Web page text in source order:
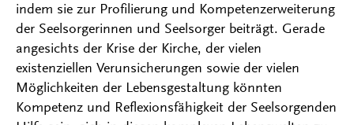
indem sie zur Profilierung und Kompetenzerweiterung
der Seelsorgerinnen und Seelsorger beiträgt. Gerade
angesichts der Krise der Kirche, der vielen
existenziellen Verunsicherungen sowie der vielen
Möglichkeiten der Lebensgestaltung könnten
Kompetenz und Reflexionsfähigkeit der Seelsorgenden